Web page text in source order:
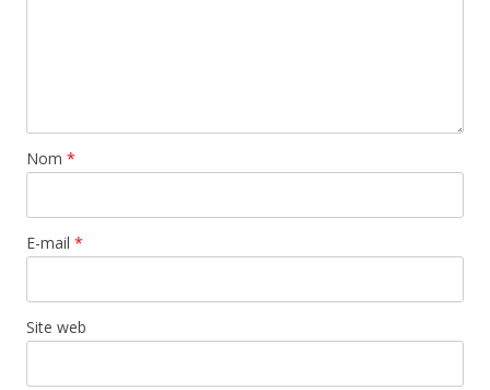
Nom *
E-mail *
Site web